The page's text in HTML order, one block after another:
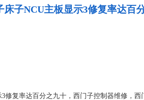
床子NCU主板显示3修复率达百
修复率达百分之九十，西门子控制器维修，